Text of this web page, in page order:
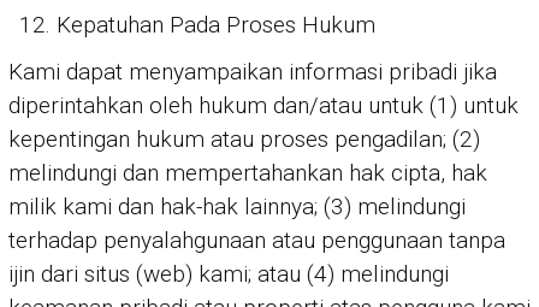
Kepatuhan Pada Proses Hukum
Kami dapat menyampaikan informasi pribadi jika
diperintahkan oleh hukum dan/atau untuk (1) untuk
kepentingan hukum atau proses pengadilan; (2)
melindungi dan mempertahankan hak cipta, hak
milik kami dan hak-hak lainnya; (3) melindungi
terhadap penyalahgunaan atau penggunaan tanpa
ijin dari situs (web) kami; atau (4) melindungi